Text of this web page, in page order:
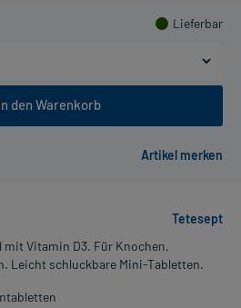
Lieferbar
den Warenkorb
Tetesept
Vitamin D3. Für Knochen,
Leicht schluckbare Mini-Tabletten.